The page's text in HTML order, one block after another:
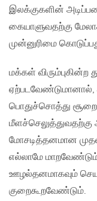
இலக்குகளின்
கையாளுவதற்கு
முன்னுரிமை
மக்கள் விரும்புகின்ற
ஏற்படவேண்டுமானால்,
பொதுச்சொத்து
மோசடித்தனமான
எல்லாமே
ஊழல்தனமாகவும்
குறைகூறவேண்டும்.